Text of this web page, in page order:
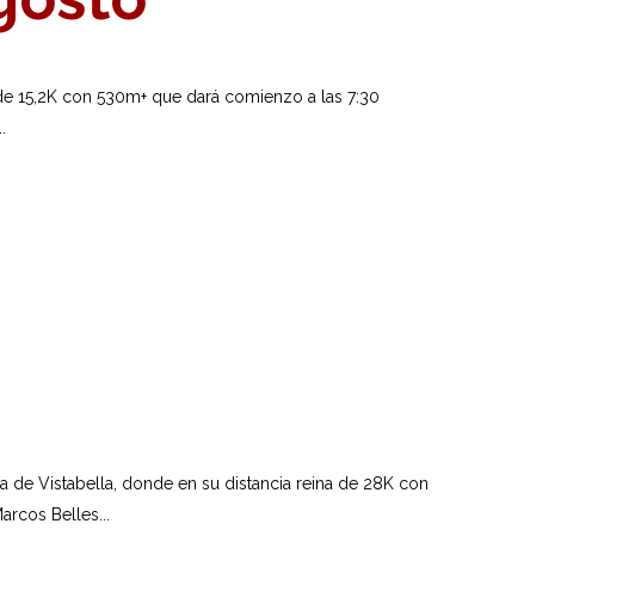
con 530m+ que dará comienzo a las 7:30
Vistabella, donde en su distancia reina de 28K con
Belles...